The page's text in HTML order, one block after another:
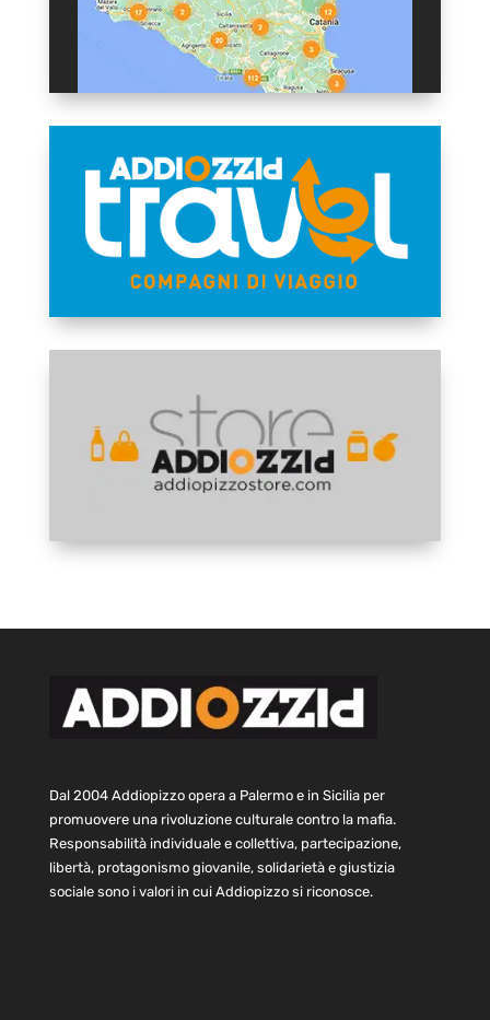
Dal 2004 Addiopizzo opera a Palermo e in Sicilia per
promuovere una rivoluzione culturale contro la mafia.
Responsabilità individuale e collettiva, partecipazione,
libertà, protagonismo giovanile, solidarietà e giustizia
sociale sono i valori in cui Addiopizzo si riconosce.